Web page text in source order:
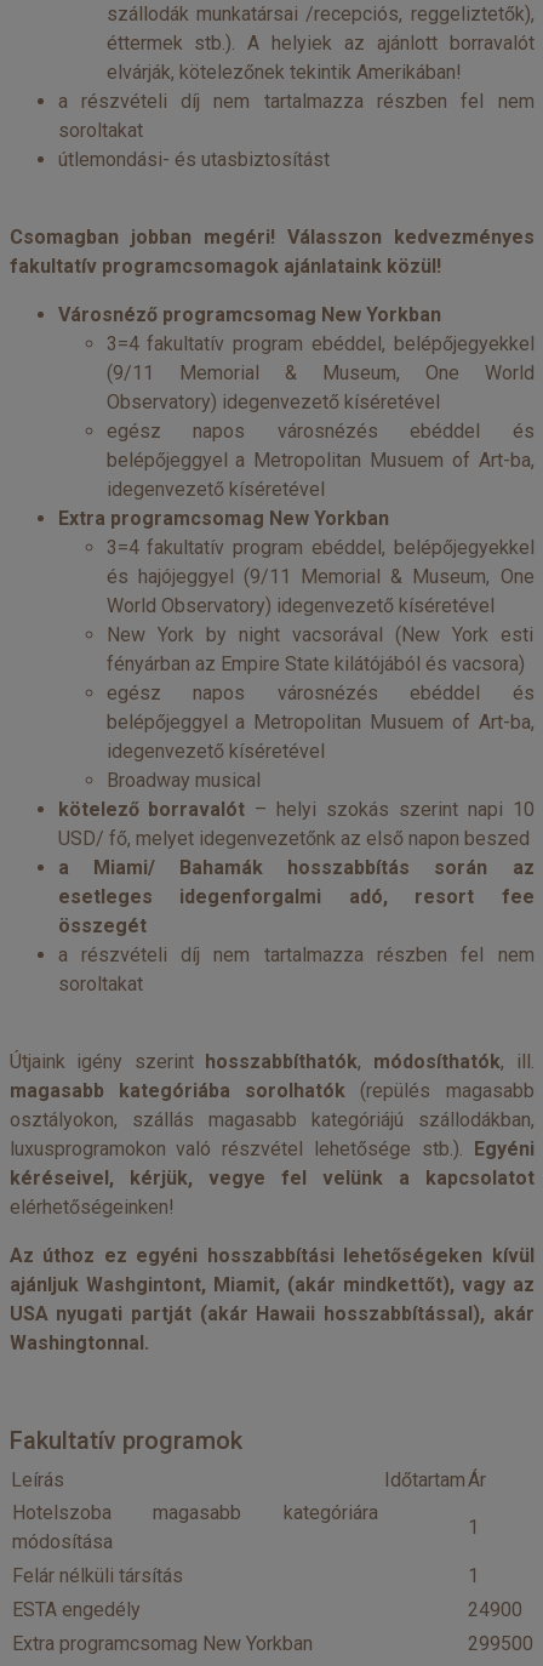
szállodák munkatársai /recepciós, reggeliztetők),
éttermek stb.). A helyiek az ajánlott borravalót
elvárják, kötelezőnek tekintik Amerikában!
a részvételi díj nem tartalmazza részben fel nem
soroltakat
útlemondási- és utasbiztosítást
Csomagban jobban megéri! Válasszon kedvezményes
fakultatív programcsomagok ajánlataink közül!
Városnéző programcsomag New Yorkban
3=4 fakultatív program ebéddel, belépőjegyekkel
(9/11 Memorial & Museum, One World
Observatory) idegenvezető kíséretével
egész napos városnézés ebéddel és
belépőjeggyel a Metropolitan Musuem of Art-ba,
idegenvezető kíséretével
Extra programcsomag New Yorkban
3=4 fakultatív program ebéddel, belépőjegyekkel
és hajójeggyel (9/11 Memorial & Museum, One
World Observatory) idegenvezető kíséretével
New York by night vacsorával (New York esti
fényárban az Empire State kilátójából és vacsora)
egész napos városnézés ebéddel és
belépőjeggyel a Metropolitan Musuem of Art-ba,
idegenvezető kíséretével
Broadway musical
kötelező borravalót – helyi szokás szerint napi 10
USD/ fő, melyet idegenvezetőnk az első napon beszed
a Miami/ Bahamák hosszabbítás során az
esetleges idegenforgalmi adó, resort fee
összegét
a részvételi díj nem tartalmazza részben fel nem
soroltakat
Útjaink igény szerint hosszabbíthatók, módosíthatók, ill.
magasabb kategóriába sorolhatók(repülés magasabb
osztályokon, szállás magasabb kategóriájú szállodákban,
luxusprogramokon való részvétel lehetősége stb.). Egyéni
kéréseivel, kérjük, vegye fel velünk a kapcsolatot
elérhetőségeinken!
Az úthoz ez egyéni hosszabbítási lehetőségeken kívül
ajánljuk Washgintont, Miamit, (akár mindkettőt), vagy az
USA nyugati partját (akár Hawaii hosszabbítással), akár
Washingtonnal.
Fakultatív programok
Leírás IdőtartamÁr
Hotelszoba magasabb kategóriára
módosítása
1
Felár nélküli társítás
1
ESTA engedély
24900
Extra programcsomag New Yorkban
299500